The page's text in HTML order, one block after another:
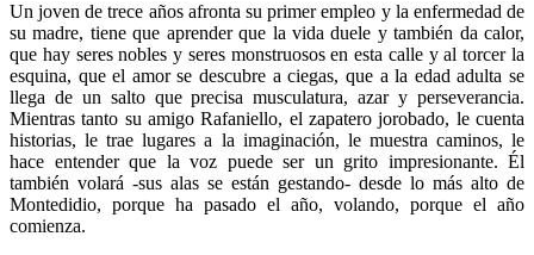
Un joven de trece años afronta su primer empleo y la enfermedad de
su madre, tiene que aprender que la vida duele y también da calor,
que hay seres nobles y seres monstruosos en esta calle y al torcer la
esquina, que el amor se descubre a ciegas, que a la edad adulta se
llega de un salto que precisa musculatura, azar y perseverancia.
Mientras tanto su amigo Rafaniello, el zapatero jorobado, le cuenta
historias, le trae lugares a la imaginación, le muestra caminos, le
hace entender que la voz puede ser un grito impresionante. Él
también volará -sus alas se están gestando- desde lo más alto de
Montedidio, porque ha pasado el año, volando, porque el año
comienza.